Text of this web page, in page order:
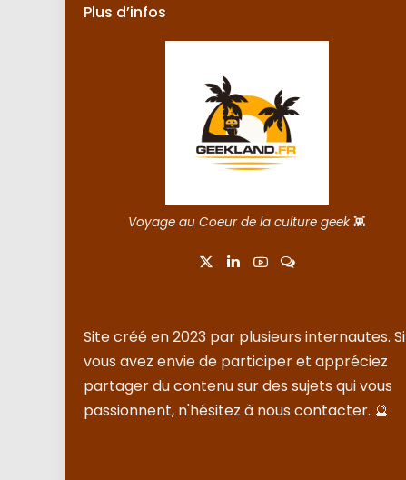
Plus d’infos
Voyage au Coeur de la culture geek👾
Site créé en 2023 par plusieurs internautes. Si
vous avez envie de participer et appréciez
partager du contenu sur des sujets qui vous
passionnent, n'hésitez à nouscontacter. 🔮